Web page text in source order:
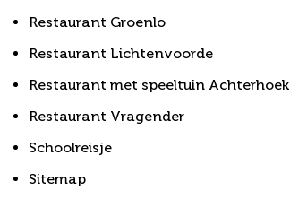
Restaurant Groenlo
Restaurant Lichtenvoorde
Restaurant met speeltuin Achterhoek
Restaurant Vragender
Schoolreisje
Sitemap